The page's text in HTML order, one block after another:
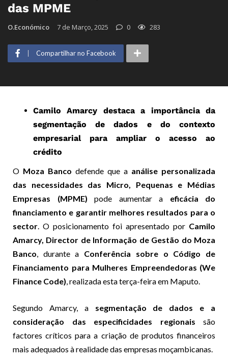
das MPME
O.Económico 7 de Março, 2025 0 283
Compartilhar no Facebook
Camilo Amarcy destaca a importância da
segmentação de dados e do contexto
empresarial para ampliar o acesso ao
crédito
O Moza Banco defende que a análise personalizada
das necessidades das Micro, Pequenas e Médias
Empresas (MPME) pode aumentar a eficácia do
financiamento e garantir melhores resultados para o
sector. O posicionamento foi apresentado por Camilo
Amarcy, Director de Informação de Gestão do Moza
Banco, durante a Conferência sobre o Código de
Financiamento para Mulheres Empreendedoras (We
Finance Code), realizada esta terça-feira em Maputo.
Segundo Amarcy, a segmentação de dados e a
consideração das especificidades regionais são
factores críticos para a criação de produtos financeiros
mais adequados à realidade das empresas moçambicanas.